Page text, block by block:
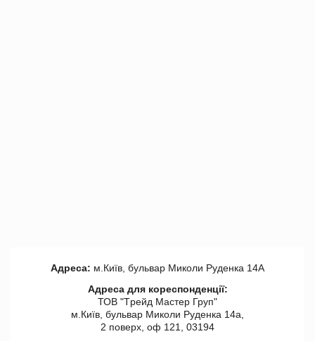
Адреса: м.Київ, бульвар Миколи Руденка 14А
Адреса для кореспонденції:
ТОВ "Tрейд Мастер Груп"
м.Київ, бульвар Миколи Руденка 14а,
2 поверх, оф 121, 03194